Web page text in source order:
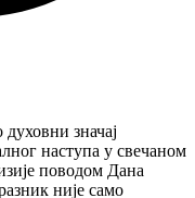
значај
наступа у свечаном
поводом Дана
није само